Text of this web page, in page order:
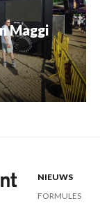
Maggi
NIEUWS
FORMULES